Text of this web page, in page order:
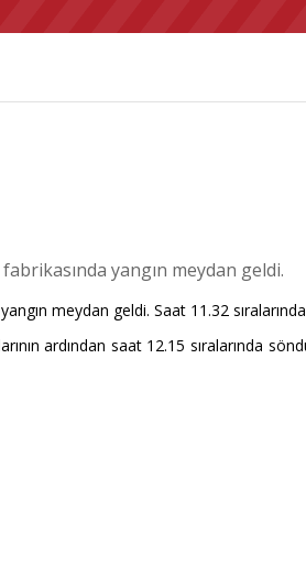
yangın meydan geldi.
meydan geldi. Saat 11.32
ardından saat 12.15 sıralarında